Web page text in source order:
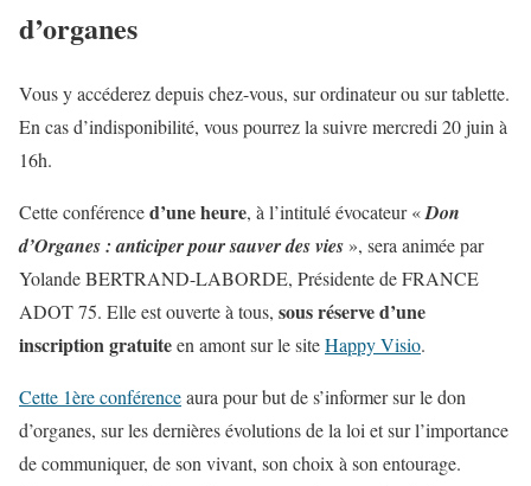
d’organes
Vous y accéderez depuis chez-vous, sur ordinateur ou sur tablette.
En cas d’indisponibilité, vous pourrez la suivre mercredi 20 juin à
16h.
Cette conférenced’une heure, à l’intitulé évocateur «Don
d’Organes : anticiper pour sauver des vies », sera animée par
Yolande BERTRAND-LABORDE, Présidente de FRANCE
ADOT 75. Elle est ouverte à tous, sous réserve d’une
inscription gratuiteen amont sur le siteHappy Visio.
Cette 1ère conférenceaura pour but de s’informer sur le don
d’organes, sur les dernières évolutions de la loi et sur l’importance
de communiquer, de son vivant, son choix à son entourage.